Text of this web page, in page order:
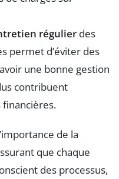
régulier des
permet d’éviter des
une bonne gestion
contribuent
de la
que chaque
des processus,